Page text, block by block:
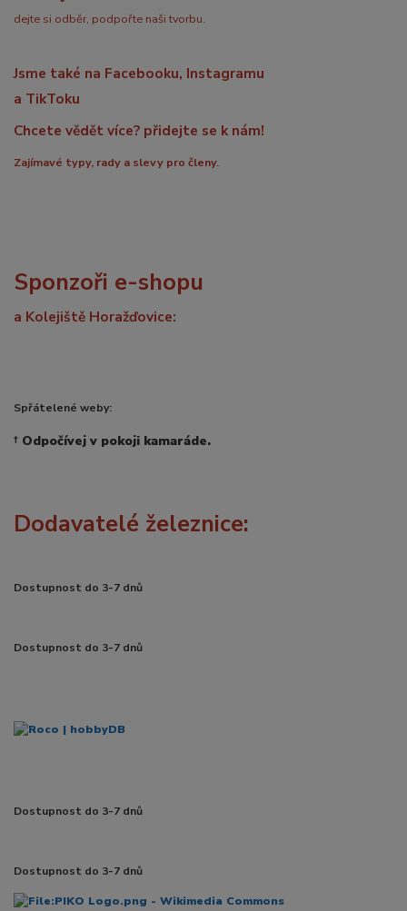
dejte si odběr, podpořte naši tvorbu.
Jsme také na Facebooku, Instagramu
a TikToku
Chcete vědět více? přidejte se k nám!
Zajímavé typy, rady a slevy pro členy.
Sponzoři e-shopu
a Kolejiště Horažďovice:
Spřátelené weby:
† Odpočívej v pokoji kamaráde.
Dodavatelé železnice:
Dostupnost do 3-7 dnů
Dostupnost do 3-7 dnů
Dostupnost do 3-7 dnů
Dostupnost do 3-7 dnů